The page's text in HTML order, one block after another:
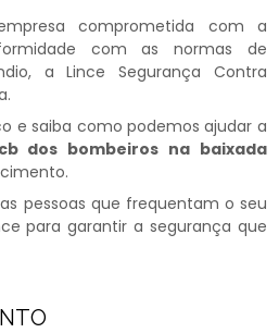
comprometida com a
com as normas de
a Lince Segurança Contra
e saiba como podemos ajudar a
dos bombeiros na baixada
pessoas que frequentam o seu
para garantir a segurança que